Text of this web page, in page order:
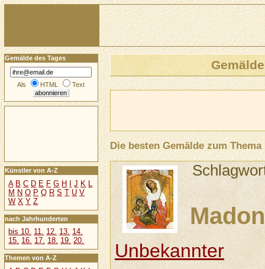
Die besten Gemälde zum Thema
Unbekannter
Gemälde des Tages
Als HTML Text
Künstler von A-Z
A B C D E F G H J K L
M N O P Q R S T U V
W X Y Z
nach Jahrhunderten
bis 10. 11. 12. 13. 14.
15. 16. 17. 18. 19. 20.
Themen von A-Z